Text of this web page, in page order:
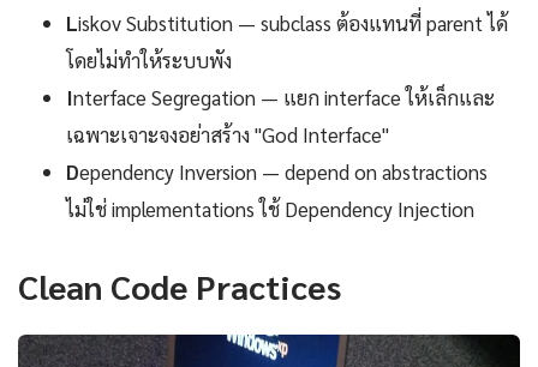
Liskov Substitution — subclass ต้องแทนที่ parent ได้
โดยไม่ทำให้ระบบพัง
Interface Segregation — แยก interface ให้เล็กและ
เฉพาะเจาะจงอย่าสร้าง "God Interface"
Dependency Inversion — depend on abstractions
ไม่ใช่ implementations ใช้ Dependency Injection
Clean Code Practices